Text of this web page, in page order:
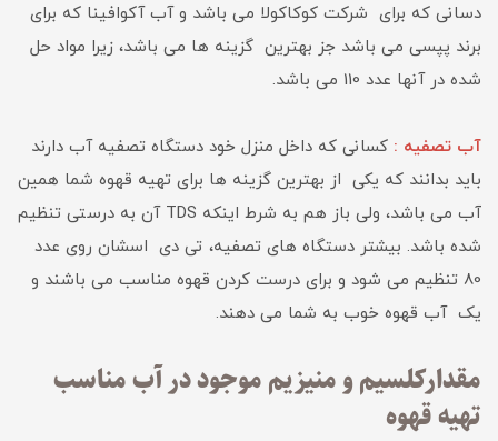
دسانی که برای شرکت کوکاکولا می باشد و آب آکوافینا که برای
برند پپسی می باشد جز بهترین گزینه ها می باشد، زیرا مواد حل
شده در آنها عدد 110 می باشد.
آب تصفیه : کسانی که داخل منزل خود دستگاه تصفیه آب دارند
باید بدانند که یکی از بهترین گزینه ها برای تهیه قهوه شما همین
آب می باشد، ولی باز هم به شرط اینکه TDS آن به درستی تنظیم
شده باشد. بیشتر دستگاه های تصفیه، تی دی اسشان روی عدد
80 تنظیم می شود و برای درست کردن قهوه مناسب می باشند و
یک آب قهوه خوب به شما می دهند.
مقدارکلسیم و منیزیم موجود در آب مناسب
تهیه قهوه